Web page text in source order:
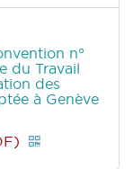
n°
du Travail
des
à Genève